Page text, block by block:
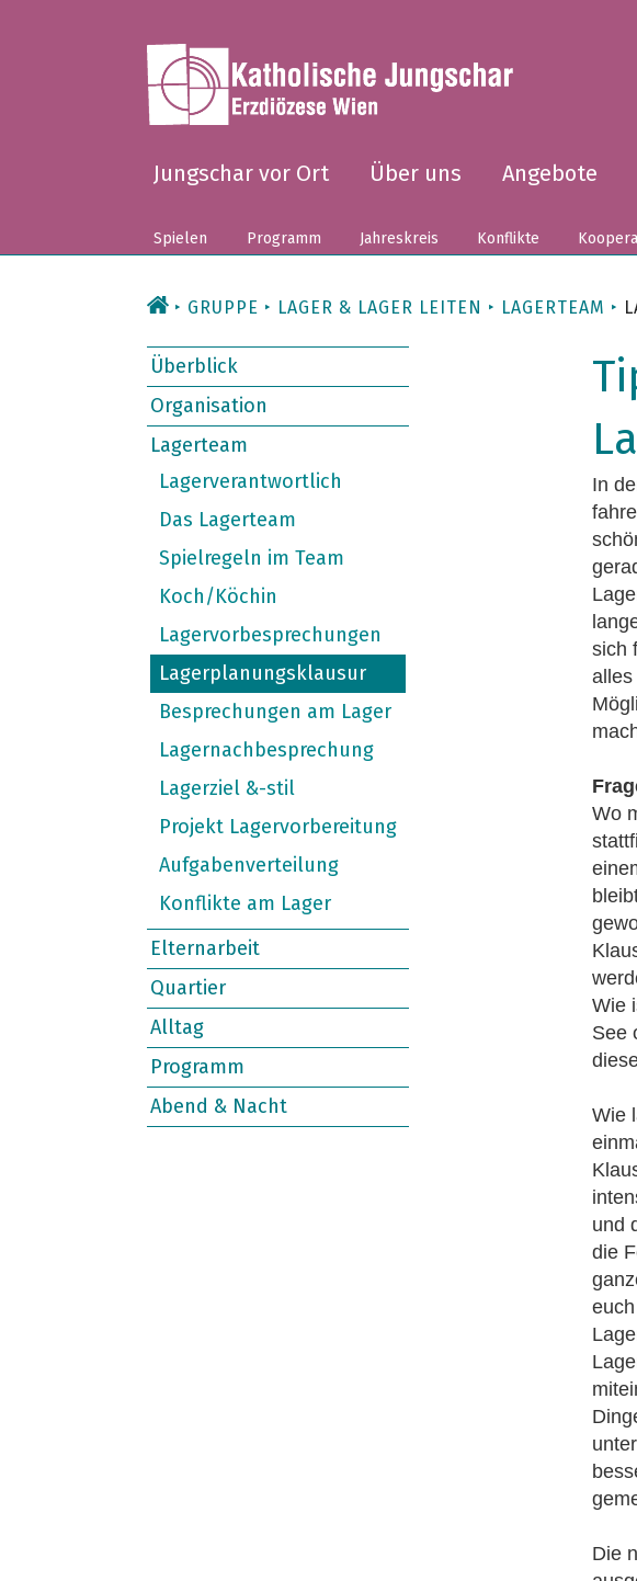
Jungschar vor Ort Über uns Angebote
Spielen Programm Jahreskreis Konflikte
GRUPPE LAGER & LAGER LEITEN LAGERTEAM
Überblick
Organisation
Lagerteam
Lagerverantwortlich
Das Lagerteam
Spielregeln im Team
Koch/Köchin
Lagervorbesprechungen
Lagerplanungsklausur
Besprechungen am Lager
Lagernachbesprechung
Lagerziel &-stil
Projekt Lagervorbereitung
Aufgabenverteilung
Konflikte am Lager
Elternarbeit
Quartier
Alltag
Programm
Abend & Nacht
In
sich
Wo
Wie
See
Wie
und
die
Die